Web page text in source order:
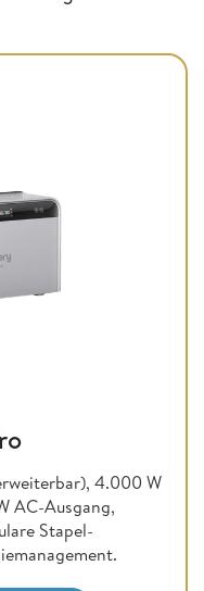
4.000 W
AC-Ausgang,
Stapel-